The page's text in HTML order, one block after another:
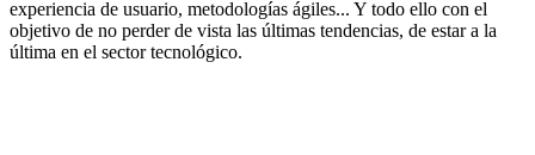
experiencia de usuario, metodologías ágiles... Y todo ello con el
objetivo de no perder de vista las últimas tendencias, de estar a la
última en el sector tecnológico.